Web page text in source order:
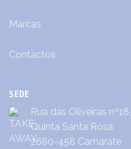
Marcas
Contactos
SEDE
Rua das Oliveiras nº18,
Quinta Santa Rosa,
2680-458 Camarate